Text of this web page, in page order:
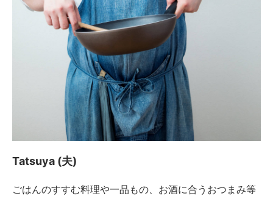
Tatsuya (夫)
ごはんのすすむ料理や一品もの、お酒に合うおつまみ等